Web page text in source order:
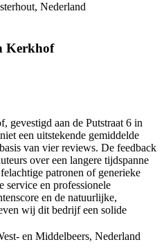
Nederland
Kerkhof
gevestigd aan de Putstraat 6 in
een uitstekende gemiddelde
van vier reviews. De feedback
over een langere tijdspanne
patronen of generieke
service en professionele
en de natuurlijke,
wij dit bedrijf een solide
en Middelbeers, Nederland